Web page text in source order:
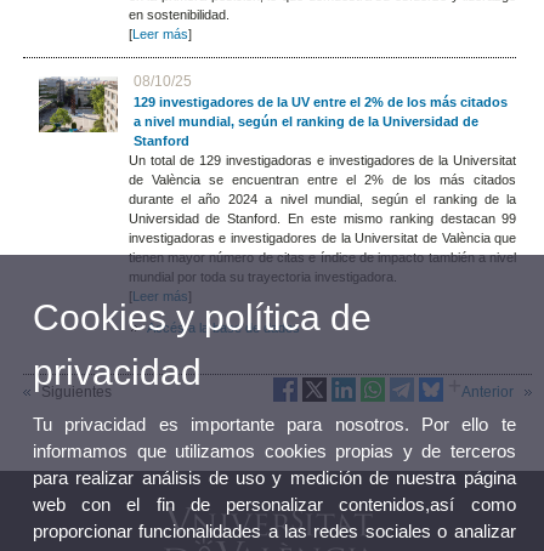
en sostenibilidad.
[Leer más]
08/10/25
129 investigadores de la UV entre el 2% de los más citados
a nivel mundial, según el ranking de la Universidad de
Stanford
Un total de 129 investigadoras e investigadores de la Universitat
de València se encuentran entre el 2% de los más citados
durante el año 2024 a nivel mundial, según el ranking de la
Universidad de Stanford. En este mismo ranking destacan 99
investigadoras e investigadores de la Universitat de València que
tienen mayor número de citas e índice de impacto también a nivel
mundial por toda su trayectoria investigadora.
[Leer más]
Accés a la base de dades
Siguientes Anterior
Cookies y política de
privacidad
Tu privacidad es importante para nosotros. Por ello te
informamos que utilizamos cookies propias y de terceros
para realizar análisis de uso y medición de nuestra página
web con el fin de personalizar contenidos,así como
proporcionar funcionalidades a las redes sociales o analizar